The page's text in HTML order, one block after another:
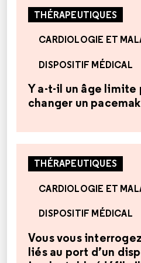
THÉRAPEUTIQUES
CARDIOLOGIE ET
DISPOSITIF MÉDICAL
Y a-t-il un âge limite
changer un
THÉRAPEUTIQUES
CARDIOLOGIE ET
DISPOSITIF MÉDICAL
Vous vous
liés au port d’un